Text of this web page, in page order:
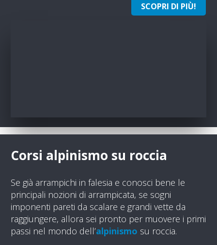
SCOPRI DI PIÙ!
Corsi alpinismo su roccia
Se già arrampichi in falesia e conosci bene le
principali nozioni di arrampicata, se sogni
imponenti pareti da scalare e grandi vette da
raggiungere, allora sei pronto per muovere i primi
passi nel mondo dell’alpinismo su roccia.